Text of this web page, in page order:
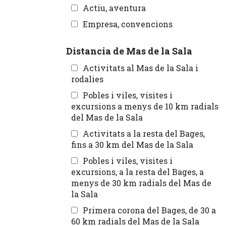
Actiu, aventura
Empresa, convencions
Distancia de Mas de la Sala
Activitats al Mas de la Sala i
rodalies
Pobles i viles, visites i
excursions a menys de 10 km radials
del Mas de la Sala
Activitats a la resta del Bages,
fins a 30 km del Mas de la Sala
Pobles i viles, visites i
excursions, a la resta del Bages, a
menys de 30 km radials del Mas de
la Sala
Primera corona del Bages, de 30 a
60 km radials del Mas de la Sala